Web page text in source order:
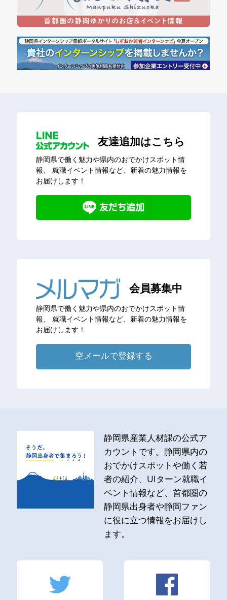
友達追加はこちら
静岡県で働く魅力や県内のおでかけスポット情
報、
就職イベント情報など、新着の魅力情報を
お届けします！
会員募集中
静岡県で働く魅力や県内のおでかけスポット情
報、
就職イベント情報など、新着の魅力情報を
お届けします！
空メールで登録する
静岡県産業人材課の公式ア
カウントです。静岡県内の
おでかけスポットや働く若
者の紹介、UIターン就職イ
ベント情報など、首都圏の
静岡県出身者や静岡ファン
に役に立つ情報をお届けし
ます。